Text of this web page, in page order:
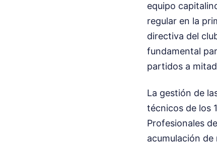
equipo
regular en la
directiva del
fundamental
partidos a
La gestión de
técnicos de los
Profesionales
acumulación